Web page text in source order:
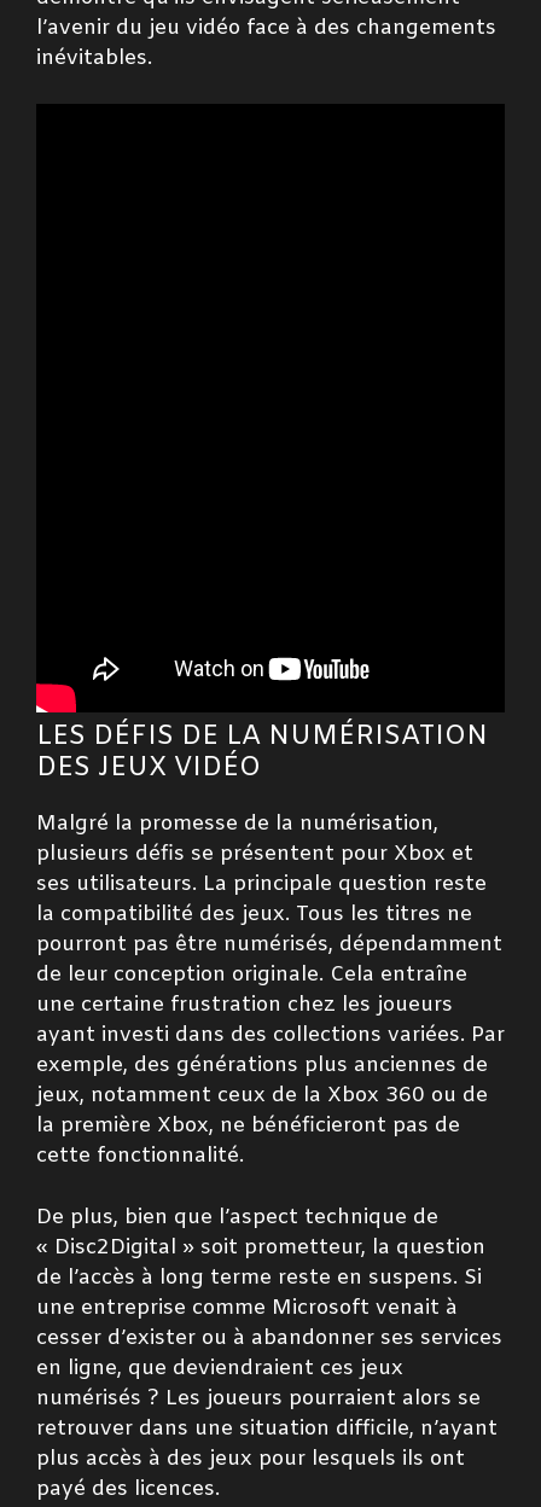
l’avenir du jeu vidéo face à des changements
inévitables.
LES DÉFIS DE LA NUMÉRISATION
DES JEUX VIDÉO
Malgré la promesse de la numérisation,
plusieurs défis se présentent pour Xbox et
ses utilisateurs. La principale question reste
la compatibilité des jeux. Tous les titres ne
pourront pas être numérisés, dépendamment
de leur conception originale. Cela entraîne
une certaine frustration chez les joueurs
ayant investi dans des collections variées. Par
exemple, des générations plus anciennes de
jeux, notamment ceux de la Xbox 360 ou de
la première Xbox, ne bénéficieront pas de
cette fonctionnalité.
De plus, bien que l’aspect technique de
« Disc2Digital » soit prometteur, la question
de l’accès à long terme reste en suspens. Si
une entreprise comme Microsoft venait à
cesser d’exister ou à abandonner ses services
en ligne, que deviendraient ces jeux
numérisés ? Les joueurs pourraient alors se
retrouver dans une situation difficile, n’ayant
plus accès à des jeux pour lesquels ils ont
payé des licences.